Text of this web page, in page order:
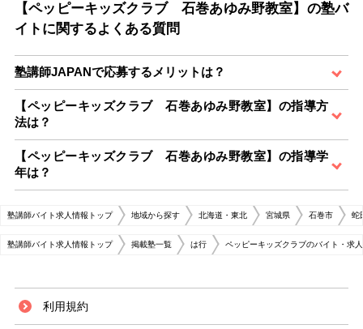
【ペッピーキッズクラブ 石巻あゆみ野教室】の塾バ
イトに関するよくある質問
塾講師JAPANで応募するメリットは？
【ペッピーキッズクラブ 石巻あゆみ野教室】の指導方
法は？
【ペッピーキッズクラブ 石巻あゆみ野教室】の指導学
年は？
塾講師バイト求人情報トップ 地域から探す 北海道・東北 宮城県 石巻市 蛇
塾講師バイト求人情報トップ 掲載塾一覧 は行 ペッピーキッズクラブのバイト・求
利用規約